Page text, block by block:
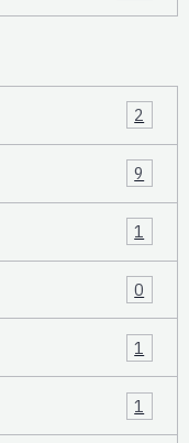
2
9
1
0
1
1